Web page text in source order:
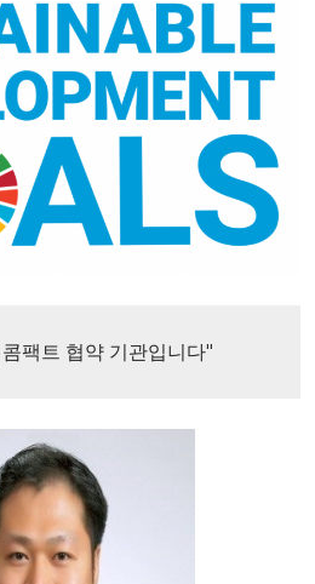
팩트 협약 기관입니다"